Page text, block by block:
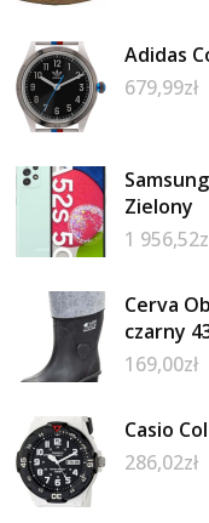
Adidas
679,99zł
Zielony
1 956,52
Cerva
czarny
169,00zł
Casio
286,02zł